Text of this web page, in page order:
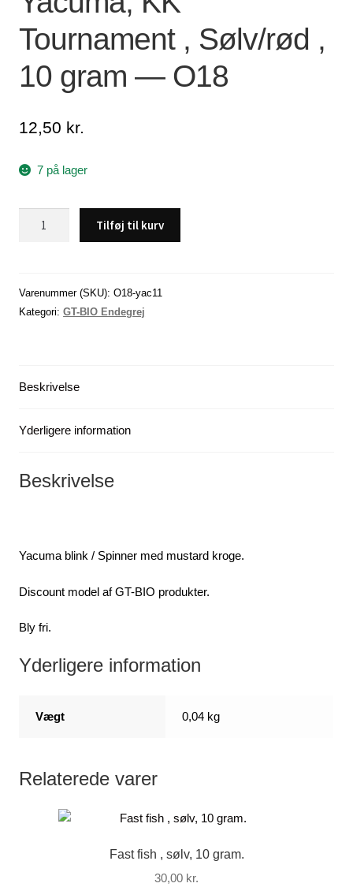
Lagersalg
Min Konto
Tournament , Sølv/rød ,
10 gram — O18
12,50 kr.
7 på lager
Sølv/rød
,
-
antal
Tilføj til kurv
Varenummer (SKU):O18-yac11
Kategori:GT-BIO Endegrej
Beskrivelse
Yderligere information
Beskrivelse
Yacuma blink / Spinner med mustard kroge.
Discount model af GT-BIO produkter.
Bly fri.
Yderligere information
Vægt 0,04 kg
Relaterede varer
Fast fish , sølv, 10 gram.
30,00 kr.